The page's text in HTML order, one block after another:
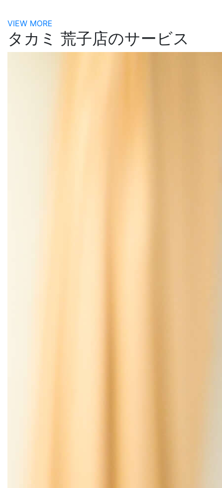
VIEW MORE
タカミ 荒子店のサービス